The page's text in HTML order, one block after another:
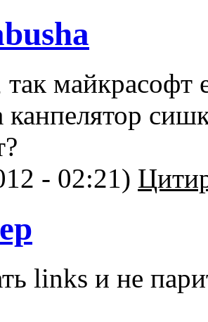
так майкрасофт
канпелятор
- 02:21)
links и не